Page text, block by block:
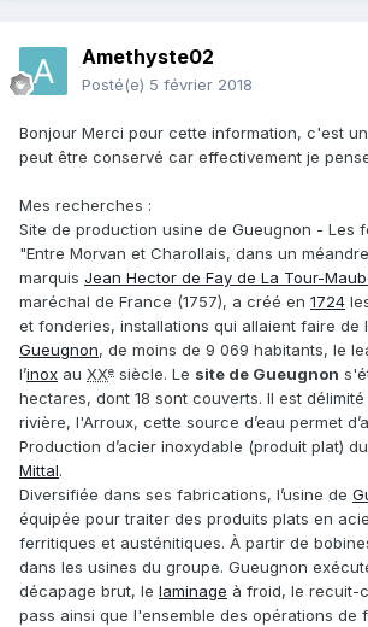
Amethyste02
Posté(e) 5 février 2018
Bonjour Merci pour cette information, c'est
peut être conservé car effectivement je
Mes recherches :
Site de production usine de Gueugnon - Les
"Entre Morvan et Charollais, dans un
marquis Jean Hector de Fay de La Tour-
maréchal de France (1757), a créé en 1724
et fonderies, installations qui allaient faire de
Gueugnon, de moins de 9 069 habitants, le
l’inox au XXe siècle. Le site de Gueugnon
hectares, dont 18 sont couverts. Il est
rivière, l'Arroux, cette source d’eau permet
Production d’acier inoxydable (produit plat)
Mittal.
Diversifiée dans ses fabrications, l’usine de
équipée pour traiter des produits plats en
ferritiques et austénitiques. À partir de
dans les usines du groupe. Gueugnon
décapage brut, le laminage à froid, le recuit-
pass ainsi que l'ensemble des opérations de